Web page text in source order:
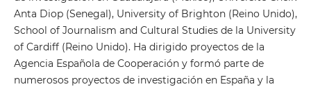
Anta Diop (Senegal), University of Brighton (Reino Unido),
School of Journalism and Cultural Studies de la University
of Cardiff (Reino Unido). Ha dirigido proyectos de la
Agencia Española de Cooperación y formó parte de
numerosos proyectos de investigación en España y la